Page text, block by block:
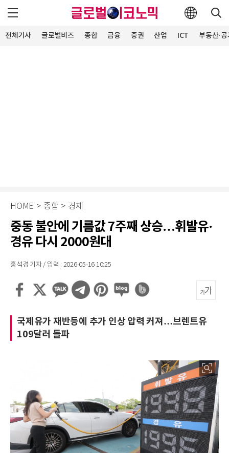
전체기사 글로벌비즈 종합 금융 증권 산업 ICT 부동산·
HOME > 종합 > 경제
중동 불안에 기름값 7주째 상승…휘발유·
경유 다시 2000원대
홍석경 기자 / 입력 : 2026-05-16 10:25
국제유가 재반등에 추가 인상 압력 커져…브렌트유
109달러 돌파